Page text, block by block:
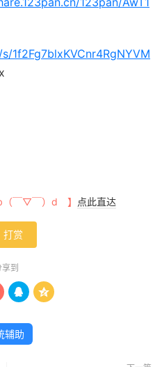
1f2Fg7blxKVCnr4RgNYVM
（￣▽￣）d 】 点此直达
打赏
享到
 
辅助